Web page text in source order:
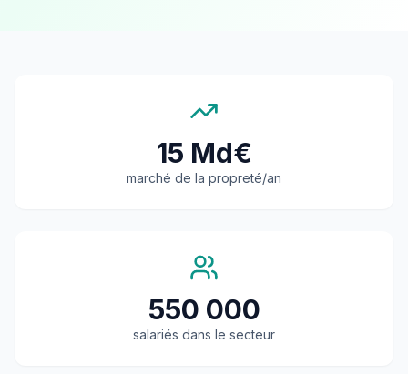
15 Md€
marché de la propreté/an
550 000
salariés dans le secteur